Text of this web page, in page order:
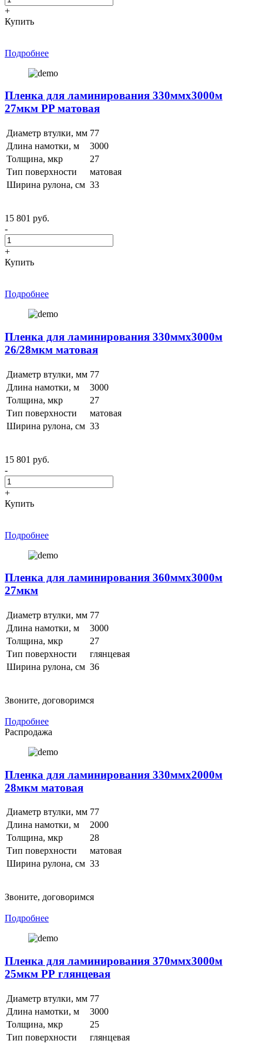
+
Купить
Подробнее
Пленка для ламинирования 330ммх3000м
27мкм PP матовая
Диаметр втулки, мм 77
Длина намотки, м
3000
Толщина, мкр
27
Тип поверхности
матовая
Ширина рулона, см 33
15 801 руб.
-
+
Купить
Подробнее
Пленка для ламинирования 330ммх3000м
26/28мкм матовая
Диаметр втулки, мм 77
Длина намотки, м
3000
Толщина, мкр
27
Тип поверхности
матовая
Ширина рулона, см 33
15 801 руб.
-
+
Купить
Подробнее
Пленка для ламинирования 360ммх3000м
27мкм
Диаметр втулки, мм 77
Длина намотки, м
3000
Толщина, мкр
27
Тип поверхности
глянцевая
Ширина рулона, см 36
Звоните, договоримся
Подробнее
Распродажа
Пленка для ламинирования 330ммх2000м
28мкм матовая
Диаметр втулки, мм 77
Длина намотки, м
2000
Толщина, мкр
28
Тип поверхности
матовая
Ширина рулона, см 33
Звоните, договоримся
Подробнее
Пленка для ламинирования 370ммх3000м
25мкм РР глянцевая
Диаметр втулки, мм 77
Длина намотки, м
3000
Толщина, мкр
25
Тип поверхности
глянцевая